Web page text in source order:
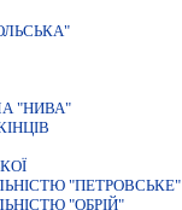
"НИВА"
"ПЕТРОВСЬКЕ"
"ОБРIЙ"